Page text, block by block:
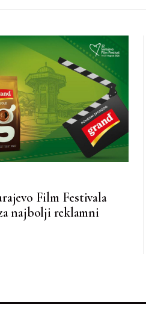
Film Festivala
najbolji reklamni